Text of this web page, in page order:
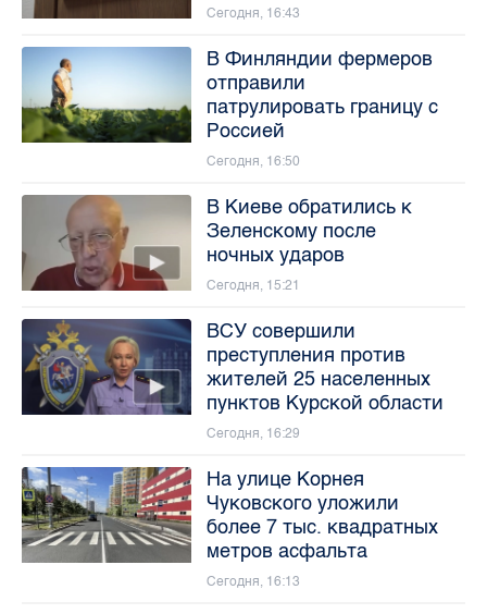
Сегодня, 16:43
В Финляндии фермеров
отправили
патрулировать границу с
Россией
Сегодня, 16:50
В Киеве обратились к
Зеленскому после
ночных ударов
Сегодня, 15:21
ВСУ совершили
преступления против
жителей 25 населенных
пунктов Курской области
Сегодня, 16:29
На улице Корнея
Чуковского уложили
более 7 тыс. квадратных
метров асфальта
Сегодня, 16:13